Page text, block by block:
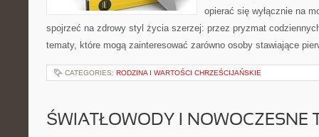
opierać się wyłącznie na
spojrzeć na zdrowy styl życia szerzej: przez pryzmat
tematy, które mogą zainteresować zarówno osoby stawiające
CATEGORIES: RODZINA I WARTOŚCI CHRZEŚCIJAŃSKIE
ŚWIATŁOWODY I NOWOCZESNE